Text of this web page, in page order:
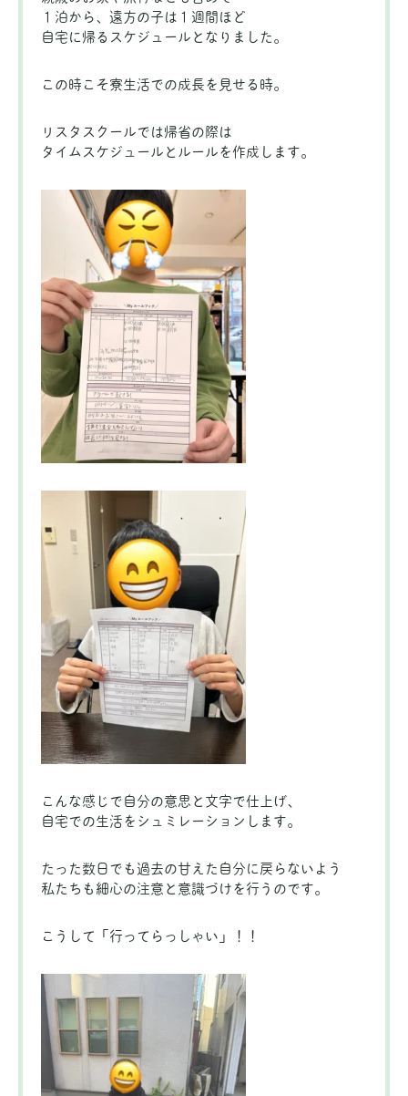
１泊から、遠方の子は１週間ほど
自宅に帰るスケジュールとなりました。
この時こそ寮生活での成長を見せる時。
リスタスクールでは帰省の際は
タイムスケジュールとルールを作成します。
こんな感じで自分の意思と文字で仕上げ、
自宅での生活をシュミレーションします。
たった数日でも過去の甘えた自分に戻らないよう
私たちも細心の注意と意識づけを行うのです。
こうして「行ってらっしゃい」！！